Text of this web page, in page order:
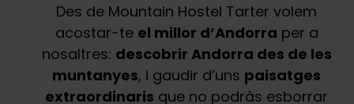
Des de Mountain Hostel Tarter volem
acostar-te el millor d’Andorra per a
nosaltres: descobrir Andorra des de les
muntanyes, i gaudir d’uns paisatges
extraordinaris que no podràs esborrar